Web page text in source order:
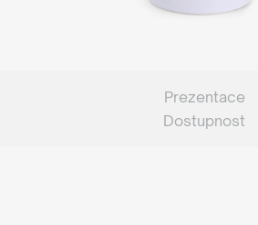
Prezentace
Dostupnost